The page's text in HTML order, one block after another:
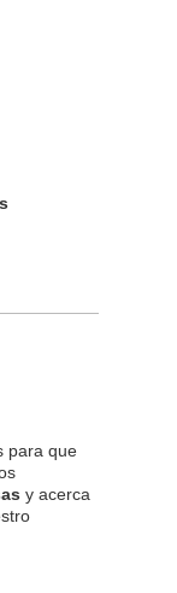
para que
y acerca